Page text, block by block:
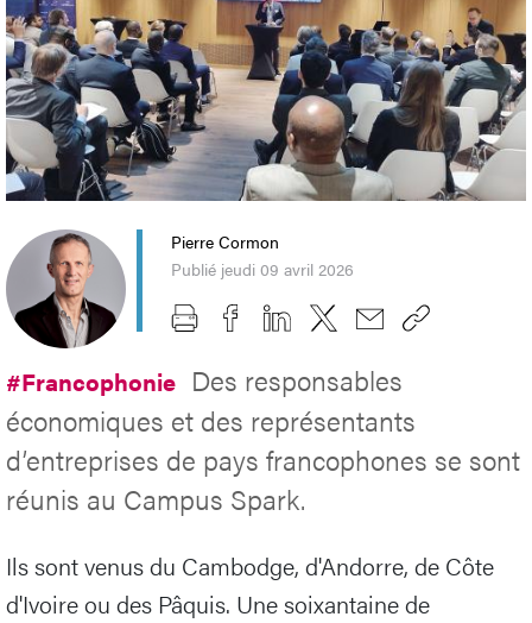
Pierre Cormon
Publié jeudi 09 avril 2026
#Francophonie Des responsables
économiques et des représentants
d’entreprises de pays francophones se sont
réunis au Campus Spark.
Ils sont venus du Cambodge, d'Andorre, de Côte
d'Ivoire ou des Pâquis. Une soixantaine de